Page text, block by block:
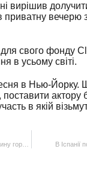
вечерю
для свого фонду
в усьому світі.
в Нью-
актору
в якій
В Іспанії